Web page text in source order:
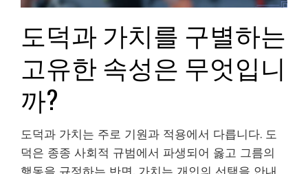
도덕과 가치를 구별하는
고유한 속성은 무엇입니
까?
도덕과 가치는 주로 기원과 적용에서 다릅니다. 도
덕은 종종 사회적 규범에서 파생되어 옳고 그름의